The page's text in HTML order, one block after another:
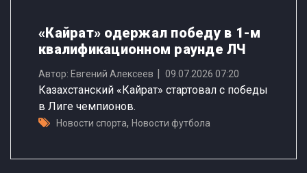
«Кайрат» одержал победу в 1-м
квалификационном раунде ЛЧ
Автор: Евгений Алексеев 09.07.2026 07:20
Казахстанский «Кайрат» стартовал с победы
в Лиге чемпионов.
Новости спорта, Новости футбола